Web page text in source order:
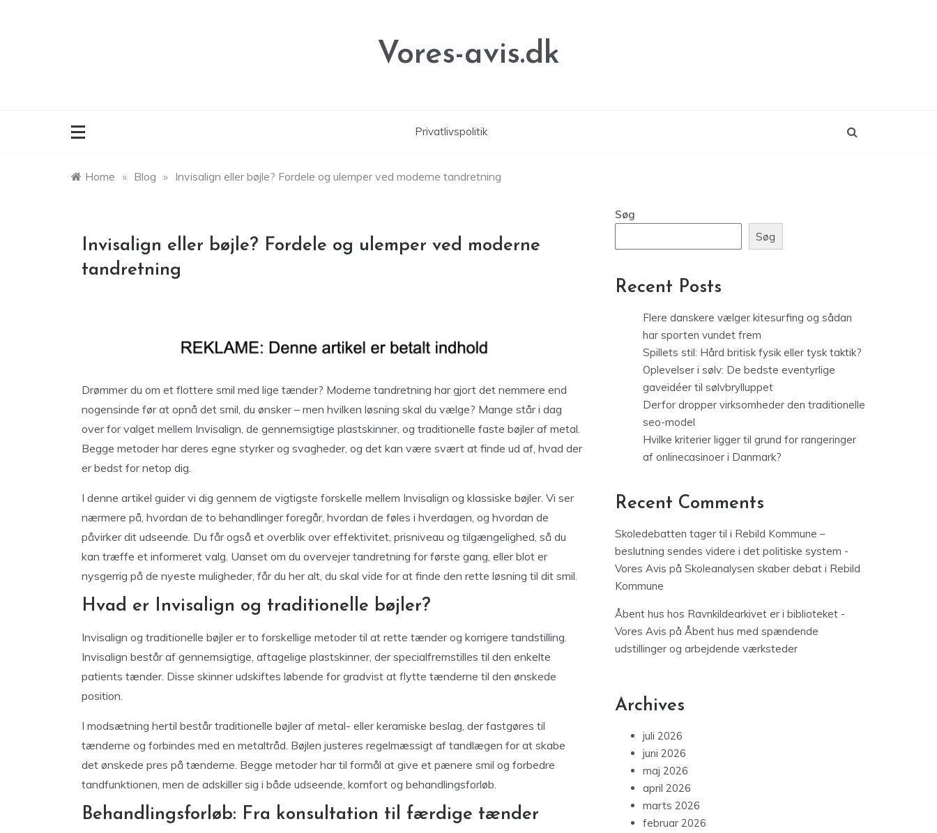
Vores-avis.dk
Privatlivspolitik
Home » Blog » Invisalign eller bøjle? Fordele og ulemper ved moderne tandretning
Invisalign eller bøjle? Fordele og ulemper ved moderne
tandretning
Drømmer du om et flottere smil med lige tænder? Moderne tandretning har gjort det nemmere end
nogensinde før at opnå det smil, du ønsker – men hvilken løsning skal du vælge? Mange står i dag
over for valget mellem Invisalign, de gennemsigtige plastskinner, og traditionelle faste bøjler af metal.
Begge metoder har deres egne styrker og svagheder, og det kan være svært at finde ud af, hvad der
er bedst for netop dig.
I denne artikel guider vi dig gennem de vigtigste forskelle mellem Invisalign og klassiske bøjler. Vi ser
nærmere på, hvordan de to behandlinger foregår, hvordan de føles i hverdagen, og hvordan de
påvirker dit udseende. Du får også et overblik over effektivitet, prisniveau og tilgængelighed, så du
kan træffe et informeret valg. Uanset om du overvejer tandretning for første gang, eller blot er
nysgerrig på de nyeste muligheder, får du her alt, du skal vide for at finde den rette løsning til dit smil.
Hvad er Invisalign og traditionelle bøjler?
Invisalign og traditionelle bøjler er to forskellige metoder til at rette tænder og korrigere tandstilling.
Invisalign består af gennemsigtige, aftagelige plastskinner, der specialfremstilles til den enkelte
patients tænder. Disse skinner udskiftes løbende for gradvist at flytte tænderne til den ønskede
position.
I modsætning hertil består traditionelle bøjler af metal- eller keramiske beslag, der fastgøres til
tænderne og forbindes med en metaltråd. Bøjlen justeres regelmæssigt af tandlægen for at skabe
det ønskede pres på tænderne. Begge metoder har til formål at give et pænere smil og forbedre
tandfunktionen, men de adskiller sig i både udseende, komfort og behandlingsforløb.
Behandlingsforløb: Fra konsultation til færdige tænder
Søg
Søg
Recent Posts
Flere danskere vælger kitesurfing og sådan
har sporten vundet frem
Spillets stil: Hård britisk fysik eller tysk taktik?
Oplevelser i sølv: De bedste eventyrlige
gaveidéer til sølvbrylluppet
Derfor dropper virksomheder den traditionelle
seo-model
Hvilke kriterier ligger til grund for rangeringer
af onlinecasinoer i Danmark?
Recent Comments
Skoledebatten tager til i Rebild Kommune –
beslutning sendes videre i det politiske system -
Vores Avis på Skoleanalysen skaber debat i Rebild
Kommune
Åbent hus hos Ravnkildearkivet er i biblioteket -
Vores Avis på Åbent hus med spændende
udstillinger og arbejdende værksteder
Archives
juli 2026
juni 2026
maj 2026
april 2026
marts 2026
februar 2026